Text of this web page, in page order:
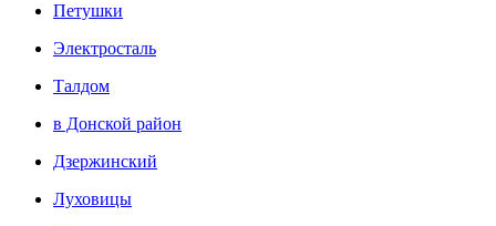
Петушки
Электросталь
Талдом
в Донской район
Дзержинский
Луховицы